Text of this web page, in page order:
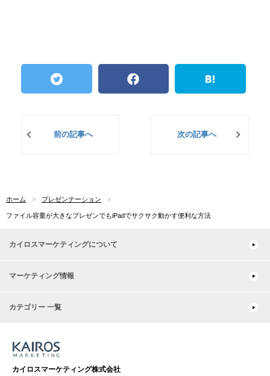
前の記事へ 次の記事へ
ホーム プレゼンテーション
ファイル容量が大きなプレゼンでもiPadでサクサク動かす便利な方法
カイロスマーケティングについて
マーケティング情報
カテゴリー 一覧
カイロスマーケティング株式会社